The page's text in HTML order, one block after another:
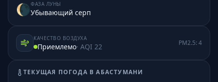
🌘ФАЗА ЛУНЫ
Убывающий серп
КАЧЕСТВО ВОЗДУХА
Приемлемо· AQI 22 PM2.5: 4
ТЕКУЩАЯ ПОГОДА В АБАСТУМАНИ